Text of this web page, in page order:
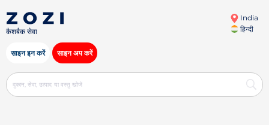
कैशबैक सेवा
India
हिन्दी
साइन इन करें साइन अप करें